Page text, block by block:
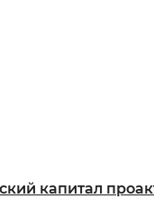
капитал